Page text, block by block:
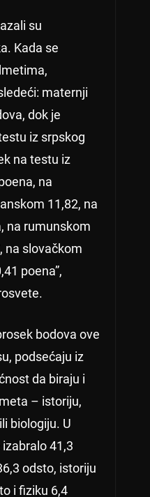
su
Kada se
maternji
dok je
iz srpskog
na testu iz
na
11,82, na
na rumunskom
na slovačkom
poena”,
bodova ove
podsećaju iz
da biraju i
– istoriju,
biologiju. U
41,3
odsto, istoriju
i fiziku 6,4